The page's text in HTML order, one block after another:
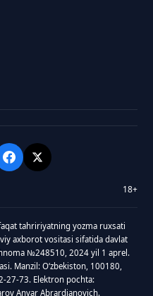
18+
tahririyatning yozma ruxsati
axborot vositasi sifatida davlat
№248510, 2024 yil 1 aprel.
Manzil: Oʻzbekiston, 100180,
27-73. Elektron pochta:
Anvar Abrardjanovich.